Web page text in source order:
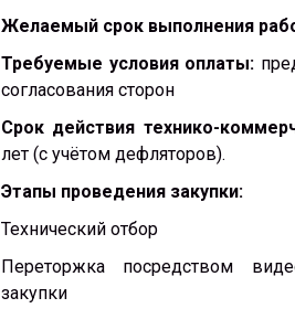
Желаемый срок выполнения
Требуемые условия оплаты:
согласования сторон
Срок действия технико-
лет (с учётом дефляторов).
Этапы проведения закупки:
Технический отбор
Переторжка посредством
закупки